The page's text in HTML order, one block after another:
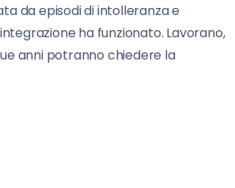
da episodi di intolleranza e
ha funzionato. Lavorano,
anni potranno chiedere la